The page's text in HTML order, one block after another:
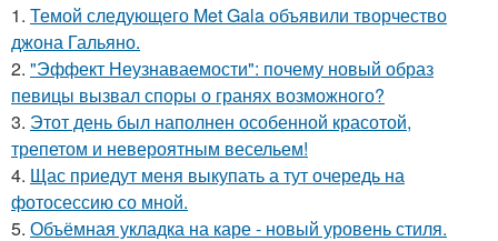
1. Темой следующего Met Gala объявили творчество
джона Гальяно.
2. "Эффект Неузнаваемости": почему новый образ
певицы вызвал споры о гранях возможного?
3. Этот день был наполнен особенной красотой,
трепетом и невероятным весельем!
4. Щас приедут меня выкупать а тут очередь на
фотосессию со мной.
5. Объёмная укладка на каре - новый уровень стиля.